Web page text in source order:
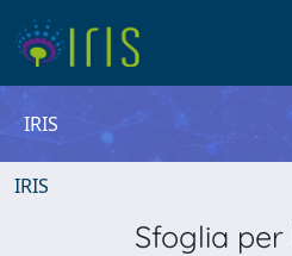
IRIS
IRIS
Sfoglia per